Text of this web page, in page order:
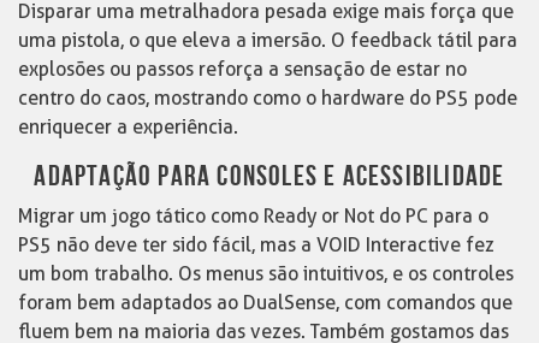
Disparar uma metralhadora pesada exige mais força que
uma pistola, o que eleva a imersão. O feedback tátil para
explosões ou passos reforça a sensação de estar no
centro do caos, mostrando como o hardware do PS5 pode
enriquecer a experiência.
ADAPTAÇÃO PARA CONSOLES E ACESSIBILIDADE
Migrar um jogo tático como Ready or Not do PC para o
PS5 não deve ter sido fácil, mas a VOID Interactive fez
um bom trabalho. Os menus são intuitivos, e os controles
foram bem adaptados ao DualSense, com comandos que
fluem bem na maioria das vezes. Também gostamos das